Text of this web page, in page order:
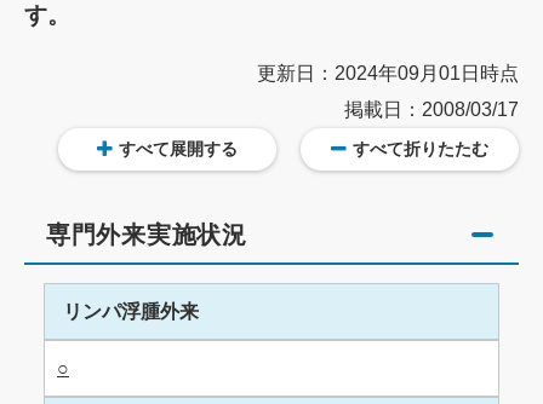
す。
更新日：2024年09月01日時点
掲載日：2008/03/17
すべて展開する すべて折りたたむ
専門外来実施状況
リンパ浮腫外来
○